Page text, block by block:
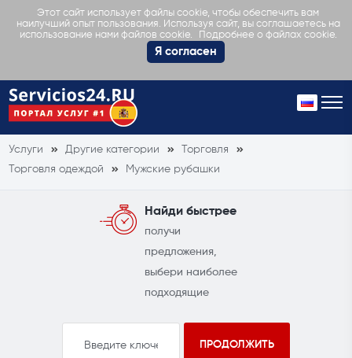
Этот сайт использует файлы cookie, чтобы обеспечить вам
наилучший опыт пользования. Используя сайт, вы соглашаетесь на
использование нами файлов cookie.
Подробнее о файлах cookie.
Я согласен
Услуги Другие категории
Торговля
Торговля одеждой
Мужские рубашки
Найди быстрее
получи
предложения,
выбери наиболее
подходящие